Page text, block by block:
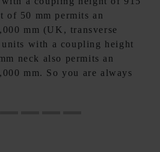
of 50 mm permits an
mm (UK, transverse
with a coupling height
neck also permits an
mm. So you are always